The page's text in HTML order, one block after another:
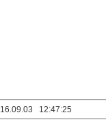
16.09.03 12:47:25